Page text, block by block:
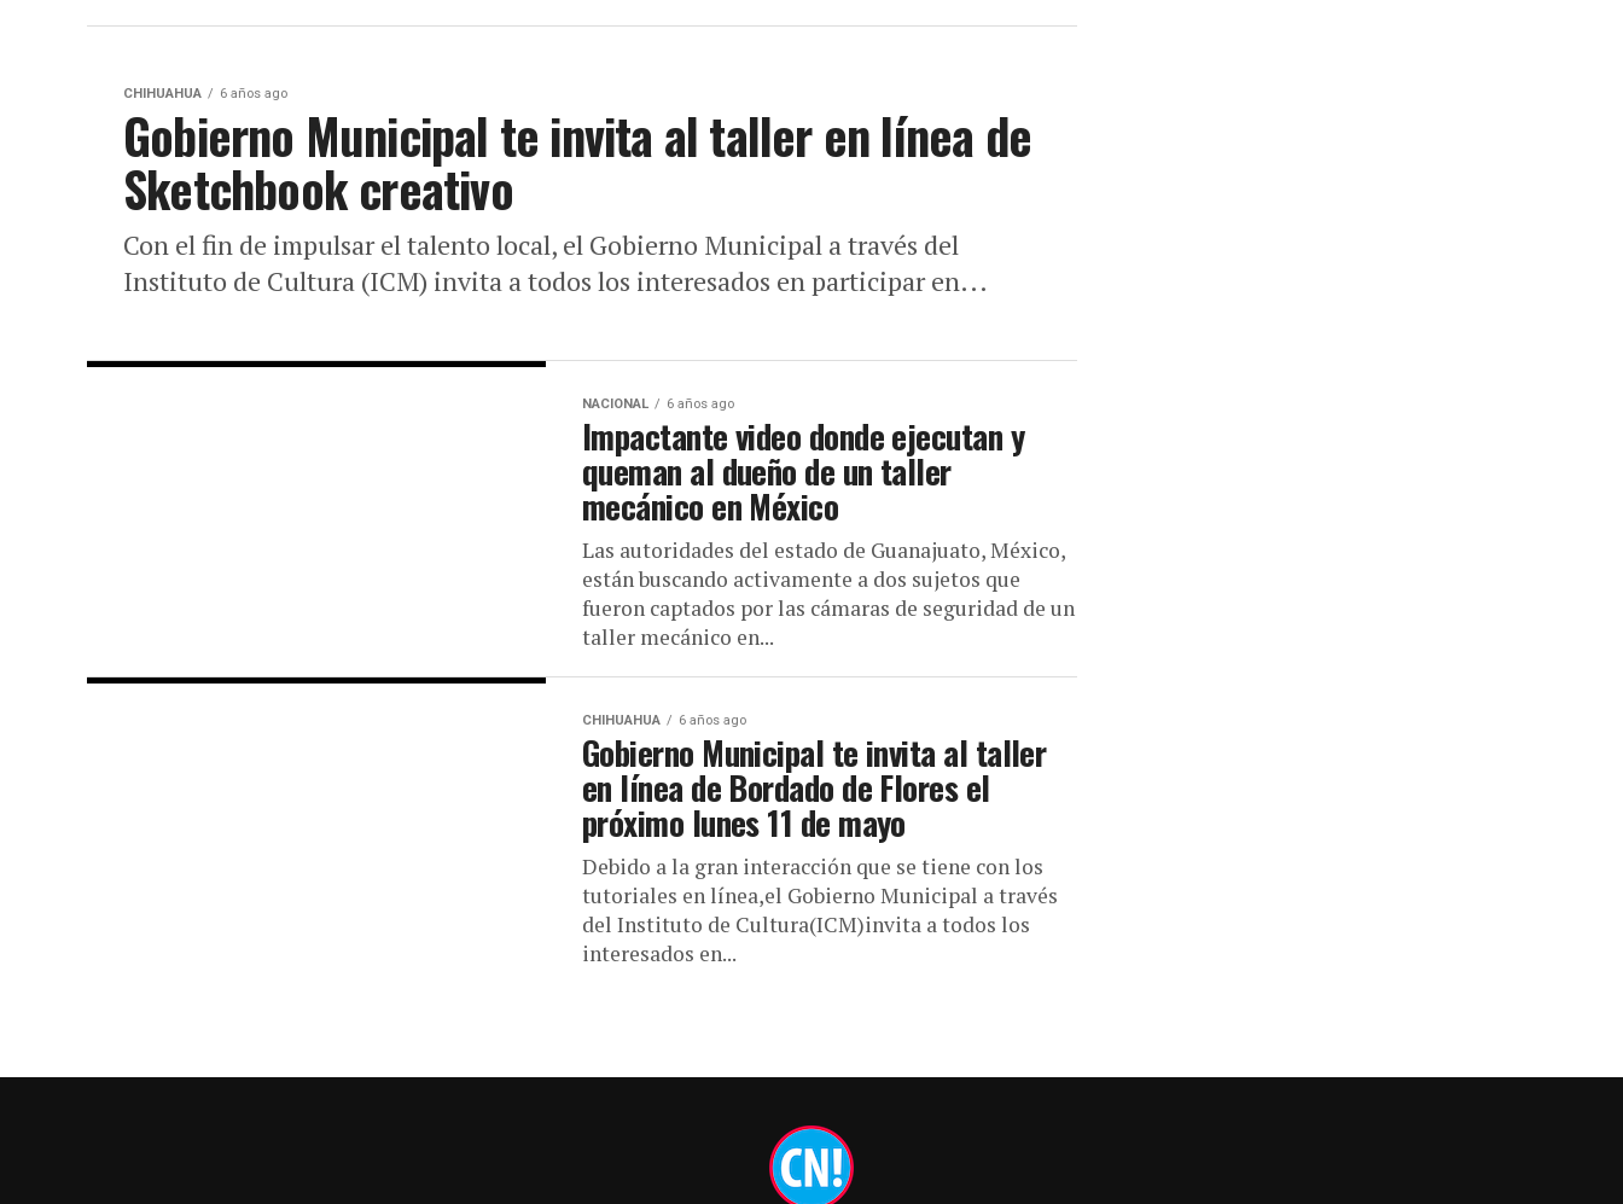
CHIHUAHUA 6 años ago
Gobierno Municipal te invita al taller en línea de
Sketchbook creativo
Con el fin de impulsar el talento local, el Gobierno Municipal a través del
Instituto de Cultura (ICM) invita a todos los interesados en participar en...
NACIONAL 6 años ago
Impactante video donde ejecutan y
queman al dueño de un taller
mecánico en México
Las autoridades del estado de Guanajuato, México,
están buscando activamente a dos sujetos que
fueron captados por las cámaras de seguridad de un
taller mecánico en...
CHIHUAHUA 6 años ago
Gobierno Municipal te invita al taller
en línea de Bordado de Flores el
próximo lunes 11 de mayo
Debido a la gran interacción que se tiene con los
tutoriales en línea,el Gobierno Municipal a través
del Instituto de Cultura(ICM)invita a todos los
interesados en...